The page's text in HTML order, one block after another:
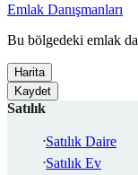
Emlak Danışmanları
Bu bölgedeki emlak
Harita
Kaydet
Satılık
Satılık Daire
Satılık Ev